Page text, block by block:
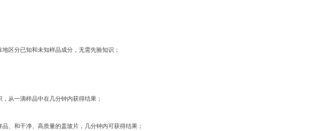
分已知和未知样品成分，无需先验知识；
一滴样品中在几分钟内获得结果；
和干净、高质量的盖玻片，几分钟内可获得结果；